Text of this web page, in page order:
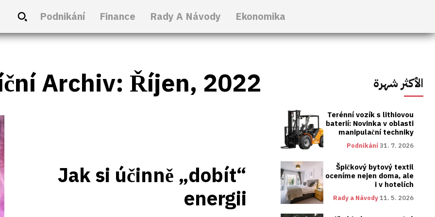
Podnikání Finance Rady A Návody Ekonomika
Archiv: Říjen, 2022
Jak si účinně „dobít“
energii
الأكثر شهرة
Terénní vozík s lithiovou
baterií: Novinka v oblasti
manipulační techniky
Podnikání31. 7. 2026
Špičkový bytový textil
oceníme nejen doma, ale
i v hotelích
Rady a Návody11. 5. 2026